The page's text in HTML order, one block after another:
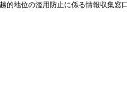
的地位の濫用防止に係る情報収集窓